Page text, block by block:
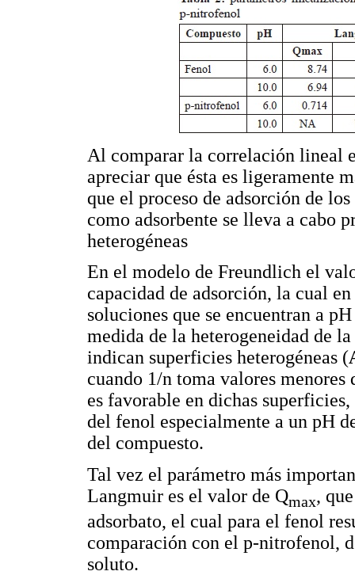
Al comparar la correlación lineal
apreciar que ésta es ligeramente
que el proceso de adsorción de
como adsorbente se lleva a cabo
heterogéneas
En el modelo de Freundlich el
capacidad de adsorción, la cual
soluciones que se encuentran a
medida de la heterogeneidad de
indican superficies heterogéneas (
cuando 1/n toma valores
es favorable en dichas
del fenol especialmente a un pH
del compuesto.
Tal vez el parámetro más
Langmuir es el valor de Qmax,
adsorbato, el cual para el fenol
comparación con el p-nitrofenol,
soluto.